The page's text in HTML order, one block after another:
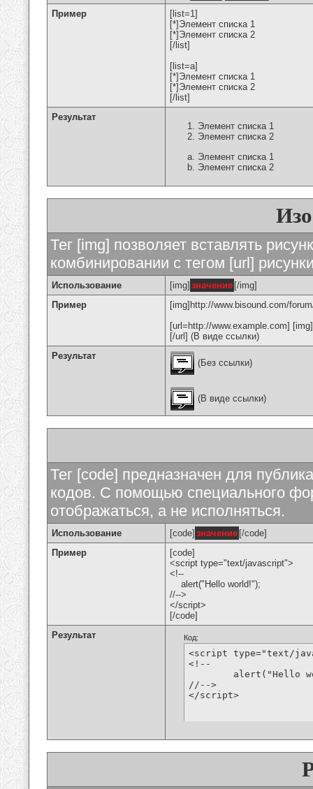
Пример
[list=1]
[*]Элемент списка 1
[*]Элемент списка 2
[/list]
[list=a]
[*]Элемент списка 1
[*]Элемент списка 2
[/list]
Результат
Элемент списка 1
Элемент списка 2
Элемент списка 1
Элемент списка 2
Тег [img] позволяет вставлять
комбинировании с тегом [url]
Использование [img] значение [/img]
Пример
[img]http://www.bisound.com/
[url=http://www.example.com]
[/url] (В виде ссылки)
Результат
(Без ссылки)
(В виде ссылки)
Тег [code] предназначен для
кодов. С помощью специального
отображаться, а не исполняться.
Использование [code] значение [/code]
Пример
[code]
<script type="text/javascript">
<!--
alert("Hello world!");
//-->
</script>
[/code]
Результат
Код:
<script type="text/
<!--
//-->
</script>